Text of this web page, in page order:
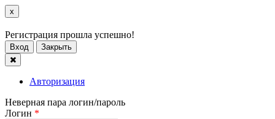
x
Регистрация прошла успешно!
Вход Закрыть
Авторизация
Неверная пара логин/пароль
Логин *